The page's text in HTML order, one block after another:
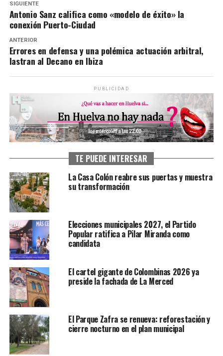
SIGUIENTE
Antonio Sanz califica como «modelo de éxito» la
conexión Puerto-Ciudad
ANTERIOR
Errores en defensa y una polémica actuación arbitral,
lastran al Decano en Ibiza
PUBLICIDAD
TE PUEDE INTERESAR
La Casa Colón reabre sus puertas y muestra
su transformación
Elecciones municipales 2027, el Partido
Popular ratifica a Pilar Miranda como
candidata
El cartel gigante de Colombinas 2026 ya
preside la fachada de La Merced
El Parque Zafra se renueva: reforestación y
cierre nocturno en el plan municipal